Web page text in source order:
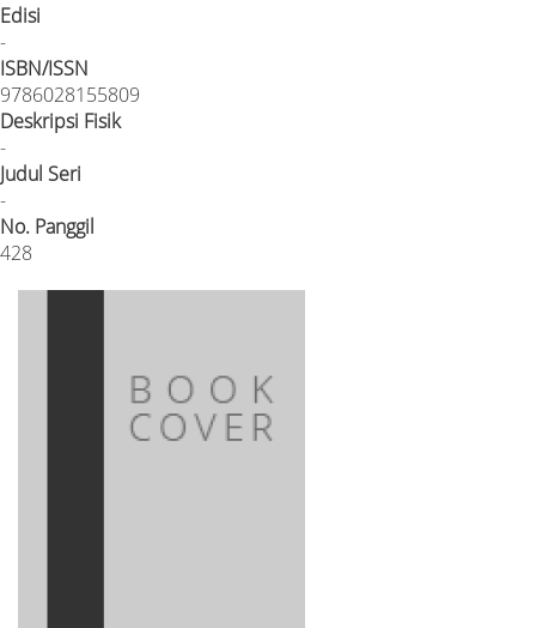
Edisi
-
ISBN/ISSN
9786028155809
Deskripsi Fisik
-
Judul Seri
-
No. Panggil
428